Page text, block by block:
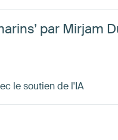
par Mirjam
le soutien de l'IA